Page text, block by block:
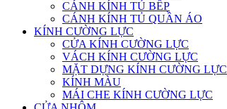
CÁNH KÍNH TỦ BẾP
CÁNH KÍNH TỦ QUẦN ÁO
KÍNH CƯỜNG LỰC
CỬA KÍNH CƯỜNG LỰC
VÁCH KÍNH CƯỜNG LỰC
MẶT DỰNG KÍNH CƯỜNG LỰC
KÍNH MÀU
MÁI CHE KÍNH CƯỜNG LỰC